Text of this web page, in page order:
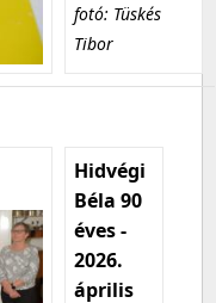
fotó: Tüskés
Tibor
Hidvégi
Béla 90
éves -
2026.
április